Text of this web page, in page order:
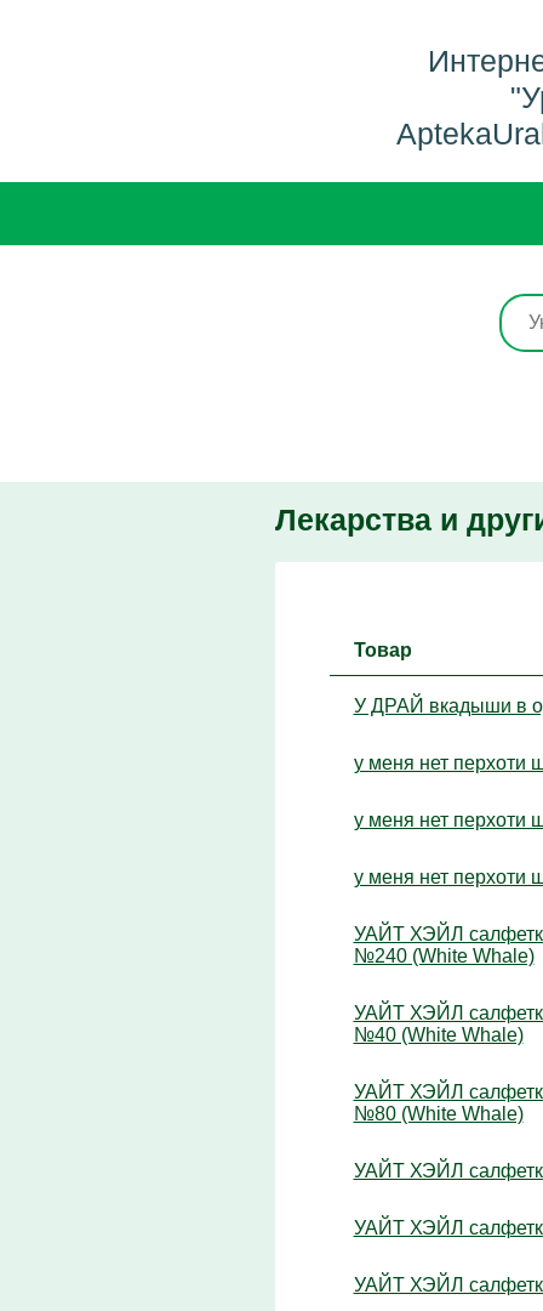
Лекарства и
Товар
У ДРАЙ вкадыши в
у меня нет перхоти
у меня нет перхоти
у меня нет перхоти
УАЙТ ХЭЙЛ
№240 (White Whale)
УАЙТ ХЭЙЛ
№40 (White Whale)
УАЙТ ХЭЙЛ
№80 (White Whale)
УАЙТ ХЭЙЛ
УАЙТ ХЭЙЛ
УАЙТ ХЭЙЛ